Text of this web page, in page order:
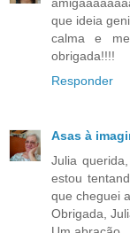
que ideia
calma e
obrigada!!!!
Responder
Asas à
Julia
estou
que cheguei
Obrigada,